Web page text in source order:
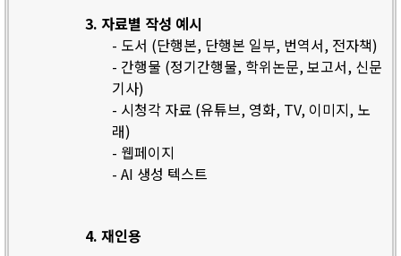
3. 자료별 작성 예시
- 도서 (단행본, 단행본 일부, 번역서, 전자책)
- 간행물 (정기간행물, 학위논문, 보고서, 신문
기사)
- 시청각 자료 (유튜브, 영화, TV, 이미지, 노
래)
- 웹페이지
- AI 생성 텍스트
4. 재인용